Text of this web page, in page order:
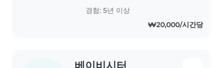
경험: 5년 이상
₩20,000/시간당
베이비시터